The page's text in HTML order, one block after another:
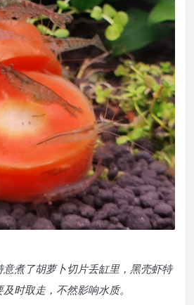
煮了胡萝卜切片丢缸里，黑壳虾特
时取走，不然影响水质。